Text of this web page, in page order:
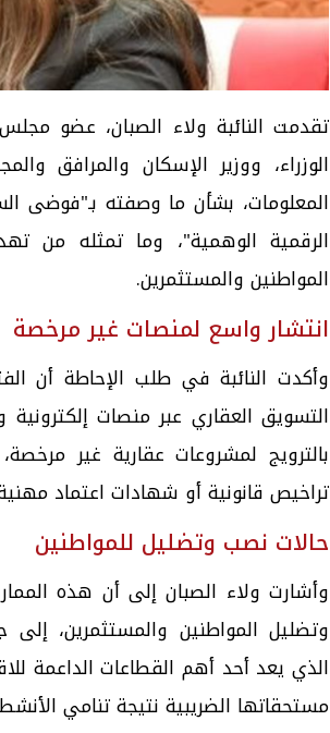
تقدمت النائبة ولاء الصبان، عضو
الوزراء، ووزير الإسكان والمرافق
المعلومات، بشأن ما وصفته بـ"فوضى
الرقمية الوهمية"، وما تمثله من
المواطنين والمستثمرين.
انتشار واسع لمنصات غير مرخصة
وأكدت النائبة في طلب الإحاطة أن
التسويق العقاري عبر منصات
بالترويج لمشروعات عقارية غير
تراخيص قانونية أو شهادات اعتماد
حالات نصب وتضليل للمواطنين
وأشارت ولاء الصبان إلى أن هذه
وتضليل المواطنين والمستثمرين، إلى
الذي يعد أحد أهم القطاعات الداعمة
مستحقاتها الضريبية نتيجة تنامي